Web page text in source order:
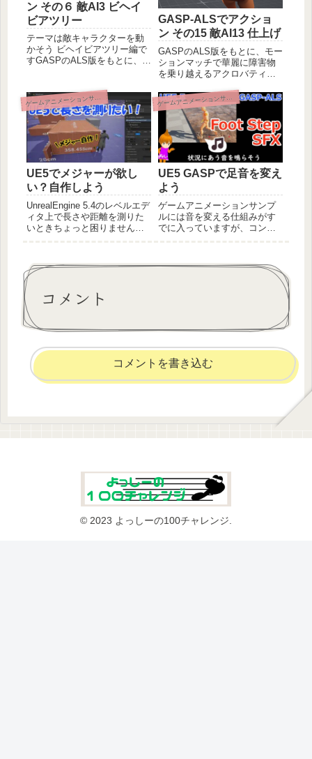
ン その６ 敵AI3 ビヘイ
ビアツリー
テーマは敵キャラクターを動
かそう ビヘイビアツリー編で
すGASPのALS版をもとに、ア
いよビヘイビアツリーを作り
ます。移動する・休憩・割り
込みなど、基本を学びましょ
う。
GASP-ALSでアクショ
ン その15 敵AI13 仕上げ
GASPのALS版をもとに、モー
ションマッチで華麗に障害物
を乗り越えるアクロバティッ
う。本記事は一旦の仕上げと
して、撃つときだけエイム、
撃つ周期をバラつかせる、1回
だけ驚くなど、細かい作りこ
みをします。
ゲ ームアニメーションサンプル改造
UE5でメジャーが欲し
い？自作しよう
UnrealEngine 5.4のレベルエデ
ィタ上で長さや距離を測りた
いときちょっと困りません
ジャーブロック化してみまし
た。もともとの表示の仕組み
から丁寧に解説します。
ゲ ームアニメーションサンプル改造
UE5 GASPで足音を変え
よう
ゲームアニメーションサンプ
ルには音を変える仕組みがす
でに入っていますが、コンク
コメント
コメントを書き込む
© 2023 よっしーの100チャレンジ.